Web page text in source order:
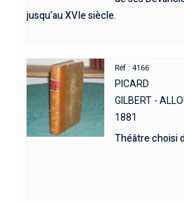
jusqu’au XVIe siècle.
Réf : 4166
PICARD
GILBERT -
1881
Théâtre choisi